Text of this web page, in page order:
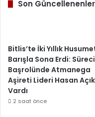
Son Güncellenenler
Bitlis’te İki Yıllık
Barışla Sona Erdi:
Başrolünde Atmanega
Aşireti Lideri Hasan Açık
Vardı
2 saat önce